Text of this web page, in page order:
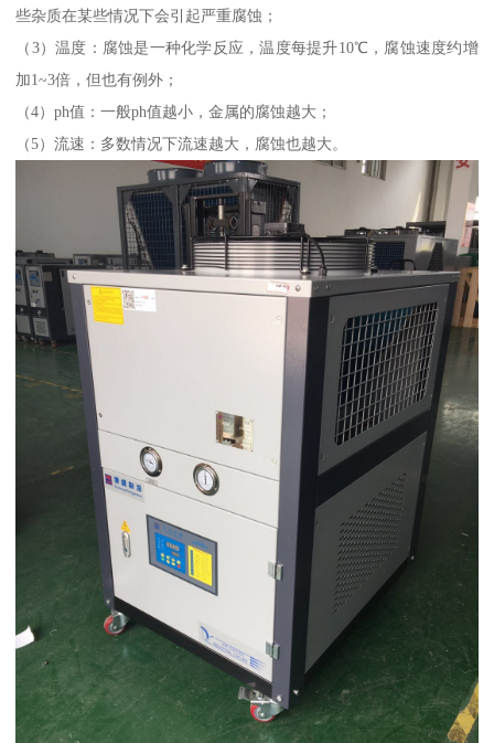
些杂质在某些情况下会引起严重腐蚀；
（3）温度：腐蚀是一种化学反应，温度每提升10℃，腐蚀速度约增
加1~3倍，但也有例外；
（4）ph值：一般ph值越小，金属的腐蚀越大；
（5）流速：多数情况下流速越大，腐蚀也越大。